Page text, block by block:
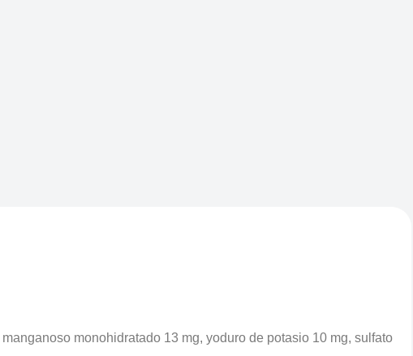
monohidratado 13 mg, yoduro de potasio 10 mg, sulfato